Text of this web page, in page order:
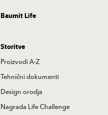
Baumit Life
Storitve
Proizvodi A-Z
Tehnični dokumenti
Design orodja
Nagrada Life Challenge